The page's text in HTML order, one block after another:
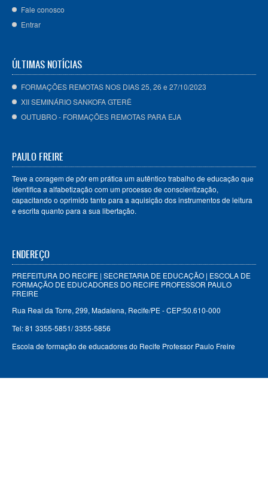
Fale conosco
Entrar
ÚLTIMAS NOTÍCIAS
FORMAÇÕES REMOTAS NOS DIAS 25, 26 e 27/10/2023
XII SEMINÁRIO SANKOFA GTERÊ
OUTUBRO - FORMAÇÕES REMOTAS PARA EJA
PAULO FREIRE
Teve a coragem de pôr em prática um autêntico trabalho de educação que
identifica a alfabetização com um processo de conscientização,
capacitando o oprimido tanto para a aquisição dos instrumentos de leitura
e escrita quanto para a sua libertação.
ENDEREÇO
PREFEITURA DO RECIFE | SECRETARIA DE EDUCAÇÃO | ESCOLA DE
FORMAÇÃO DE EDUCADORES DO RECIFE PROFESSOR PAULO
FREIRE
Rua Real da Torre, 299, Madalena, Recife/PE - CEP:50.610-000
Tel: 81 3355-5851/ 3355-5856
Escola de formação de educadores do Recife Professor Paulo Freire